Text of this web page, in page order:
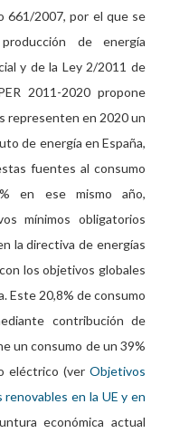
661/2007, por el que se
de energía
y de la Ley 2/2011 de
2011-2020 propone
representen en 2020 un
de energía en España,
fuentes al consumo
en ese mismo año,
mínimos obligatorios
la directiva de energías
los objetivos globales
Este 20,8% de consumo
contribución de
un consumo de un 39%
eléctrico (ver Objetivos
en la UE y en
económica actual